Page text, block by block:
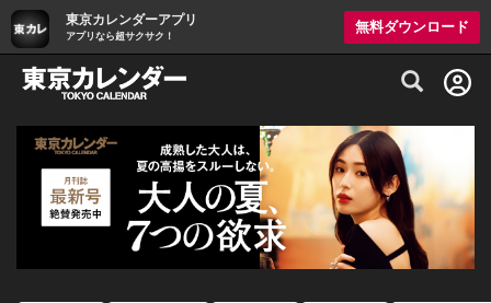
東京カレンダーアプリ
アプリなら超サクサク！
無料ダウンロード
グルメ情報・プレミアムレストラン予約